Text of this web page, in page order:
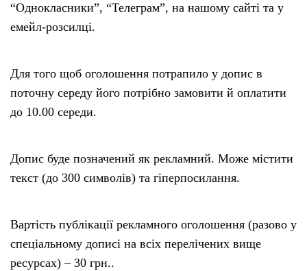
“Однокласники”, “Телеграм”, на нашому сайті та у
емейл-розсилці.
Для того щоб оголошення потрапило у допис в
поточну середу його потрібно замовити й оплатити
до 10.00 середи.
Допис буде позначений як рекламний. Може містити
текст (до 300 символів) та гіперпосилання.
Вартість публікації рекламного оголошення (разово у
спеціальному дописі на всіх перелічених вище
ресурсах) – 30 грн..